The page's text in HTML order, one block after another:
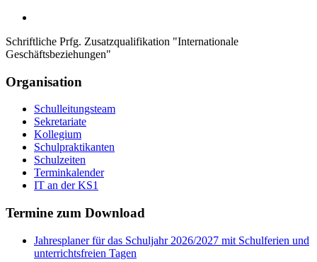
Schriftliche Prfg. Zusatzqualifikation "Internationale
Geschäftsbeziehungen"
Organisation
Schulleitungsteam
Sekretariate
Kollegium
Schulpraktikanten
Schulzeiten
Terminkalender
IT an der KS1
Termine zum Download
Jahresplaner für das Schuljahr 2026/2027 mit Schulferien und
unterrichtsfreien Tagen